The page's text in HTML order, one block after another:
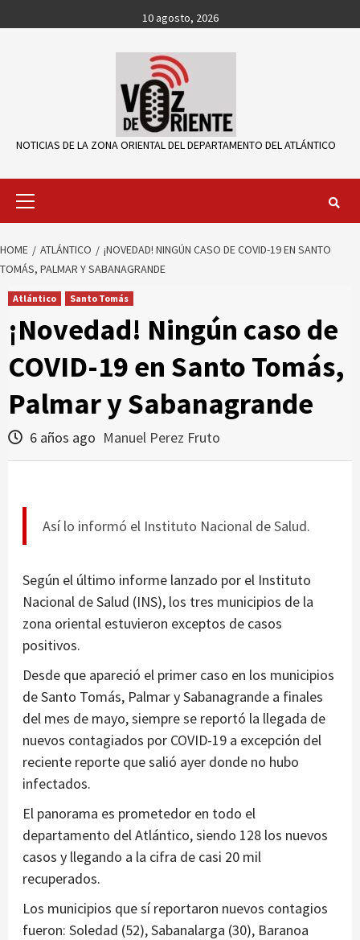
to
10 agosto, 2026
NOTICIAS DE LA ZONA ORIENTAL DEL DEPARTAMENTO DEL ATLÁNTICO
Primary
HOME ATLÁNTICO
¡NOVEDAD! NINGÚN CASO DE COVID-19 EN SANTO
TOMÁS, PALMAR Y SABANAGRANDE
Atlántico Santo Tomás
¡Novedad! Ningún caso de
COVID-19 en Santo Tomás,
Palmar y Sabanagrande
6 años ago Manuel Perez Fruto
Así lo informó el Instituto Nacional de Salud.
Según el último informe lanzado por el Instituto
Nacional de Salud (INS), los tres municipios de la
zona oriental estuvieron exceptos de casos
positivos.
Desde que apareció el primer caso en los municipios
de Santo Tomás, Palmar y Sabanagrande a finales
del mes de mayo, siempre se reportó la llegada de
nuevos contagiados por COVID-19 a excepción del
reciente reporte que salió ayer donde no hubo
infectados.
El panorama es prometedor en todo el
departamento del Atlántico, siendo 128 los nuevos
casos y llegando a la cifra de casi 20 mil
recuperados.
Los municipios que sí reportaron nuevos contagios
fueron: Soledad (52), Sabanalarga (30), Baranoa